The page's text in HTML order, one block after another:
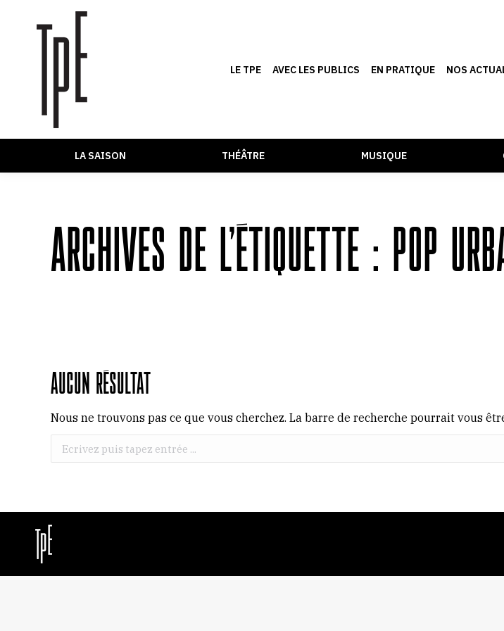
LE TPE AVEC LES PUBLICS EN PRATIQUE NOS
LA SAISON THÉÂTRE MUSIQUE
ARCHIVES DE L’ÉTIQUETTE : POP
Aucun résultat
Nous ne trouvons pas ce que vous cherchez. La barre de recherche pourrait vous
Recherche
: